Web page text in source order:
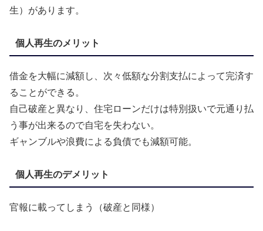
生）があります。
個人再生のメリット
借金を大幅に減額し、次々低額な分割支払によって完済す
ることができる。
自己破産と異なり、住宅ローンだけは特別扱いで元通り払
う事が出来るので自宅を失わない。
ギャンブルや浪費による負債でも減額可能。
個人再生のデメリット
官報に載ってしまう（破産と同様）